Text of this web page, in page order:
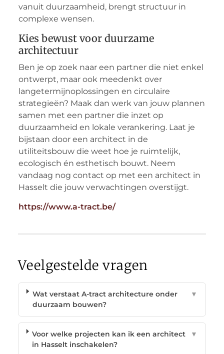
vanuit duurzaamheid, brengt structuur in
complexe wensen.
Kies bewust voor duurzame
architectuur
Ben je op zoek naar een partner die niet enkel
ontwerpt, maar ook meedenkt over
langetermijnoplossingen en circulaire
strategieën? Maak dan werk van jouw plannen
samen met een partner die inzet op
duurzaamheid en lokale verankering. Laat je
bijstaan door een architect in de
utiliteitsbouw die weet hoe je ruimtelijk,
ecologisch én esthetisch bouwt. Neem
vandaag nog contact op met een architect in
Hasselt die jouw verwachtingen overstijgt.
https://www.a-tract.be/
Veelgestelde vragen
Wat verstaat A-tract architecture onder
duurzaam bouwen?
▼
Voor welke projecten kan ik een architect
in Hasselt inschakelen?
▼